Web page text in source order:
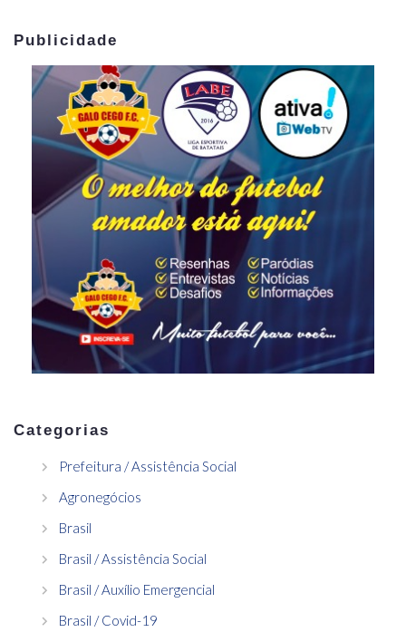
Publicidade
Categorias
Prefeitura / Assistência Social
Agronegócios
Brasil
Brasil / Assistência Social
Brasil / Auxílio Emergencial
Brasil / Covid-19